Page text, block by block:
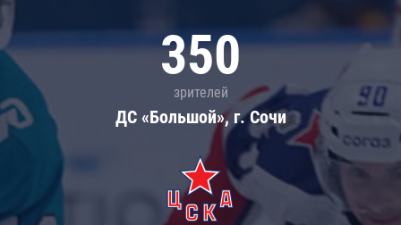
350
зрителей
ДС «Большой», г. Сочи